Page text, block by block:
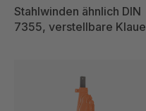
Stahlwinden ähnlich DIN
7355, verstellbare Klaue